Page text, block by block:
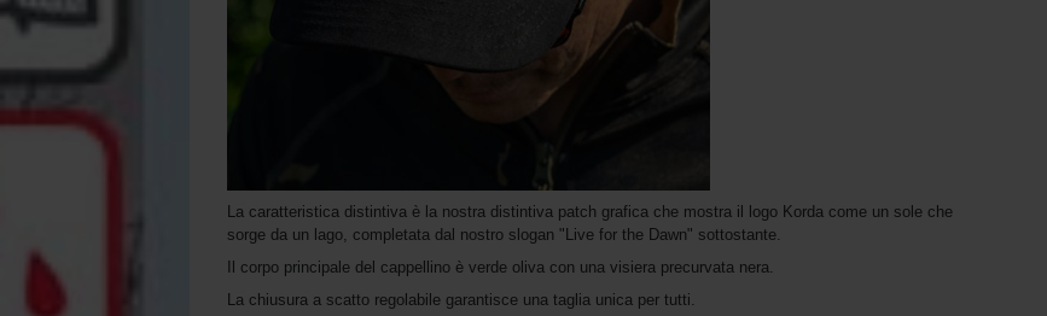
La caratteristica distintiva è la nostra distintiva patch grafica che mostra il logo Korda come un sole che
sorge da un lago, completata dal nostro slogan "Live for the Dawn" sottostante.
Il corpo principale del cappellino è verde oliva con una visiera precurvata nera.
La chiusura a scatto regolabile garantisce una taglia unica per tutti.